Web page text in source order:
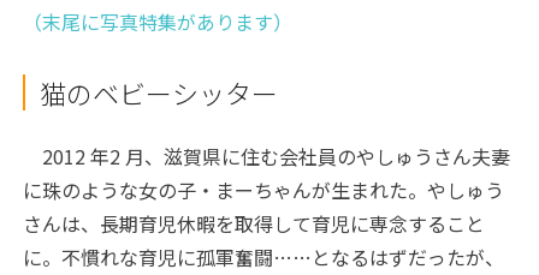
（末尾に写真特集があります）
猫のベビーシッター
2012 年2 月、滋賀県に住む会社員のやしゅうさん夫妻
に珠のような女の子・まーちゃんが生まれた。やしゅう
さんは、長期育児休暇を取得して育児に専念すること
に。不慣れな育児に孤軍奮闘……となるはずだったが、